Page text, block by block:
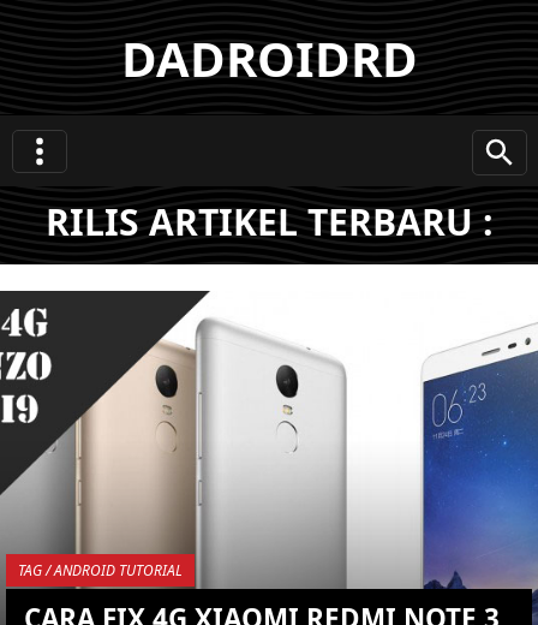
DADROIDRD
RILIS ARTIKEL TERBARU :
TAG / ANDROID TUTORIAL